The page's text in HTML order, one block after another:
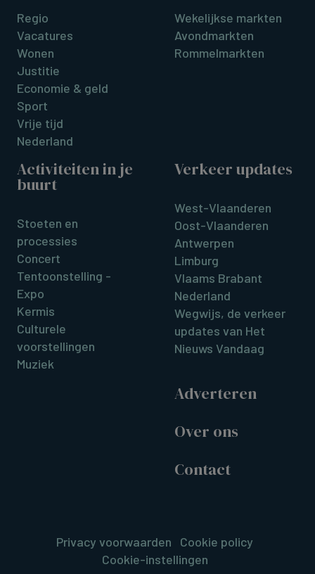
Regio
Vacatures
Wonen
Justitie
Economie & geld
Sport
Vrije tijd
Nederland
Wekelijkse markten
Avondmarkten
Rommelmarkten
Activiteiten in je
buurt
Stoeten en
processies
Concert
Tentoonstelling -
Expo
Kermis
Culturele
voorstellingen
Muziek
Verkeer updates
West-Vlaanderen
Oost-Vlaanderen
Antwerpen
Limburg
Vlaams Brabant
Nederland
Wegwijs, de verkeer
updates van Het
Nieuws Vandaag
Adverteren
Over ons
Contact
Privacy voorwaarden
Cookie policy
Cookie-instellingen